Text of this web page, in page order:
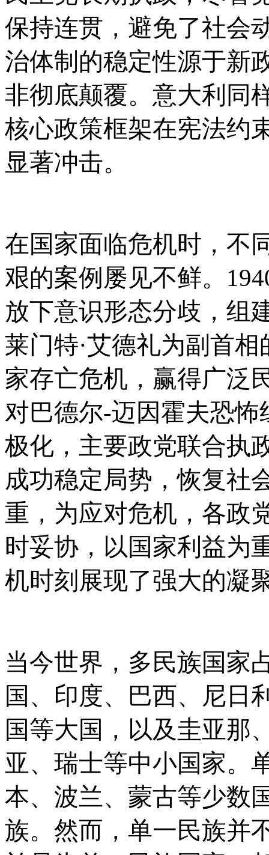
保持连贯，避免了社会
治体制的稳定性源于新
非彻底颠覆。意大利同
核心政策框架在宪法约
显著冲击。
在国家面临危机时，不
艰的案例屡见不鲜。
放下意识形态分歧，组
莱门特·艾德礼为副首
家存亡危机，赢得广泛
对巴德尔-迈因霍夫恐
极化，主要政党联合执
成功稳定局势，恢复社
重，为应对危机，各政
时妥协，以国家利益为
机时刻展现了强大的凝
当今世界，多民族国家
国、印度、巴西、尼日
国等大国，以及圭亚那
亚、瑞士等中小国家。
本、波兰、蒙古等少数
族。然而，单一民族并